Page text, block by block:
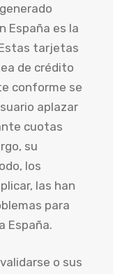
España es la
tarjetas
de crédito
conforme se
aplazar
cuotas
su
los
las han
para
España.
o sus